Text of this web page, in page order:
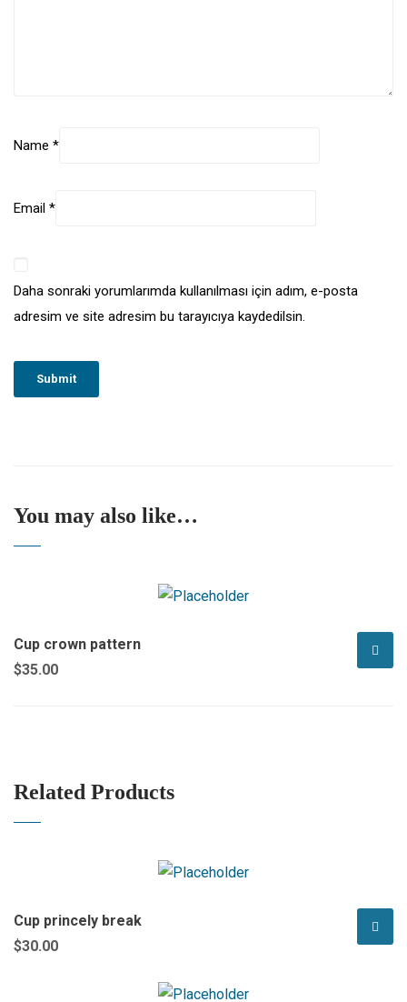
Name *
Email *
Daha sonraki yorumlarımda kullanılması için adım, e-posta
adresim ve site adresim bu tarayıcıya kaydedilsin.
You may also like…
Cup crown pattern
$35.00
Related Products
Cup princely break
$30.00